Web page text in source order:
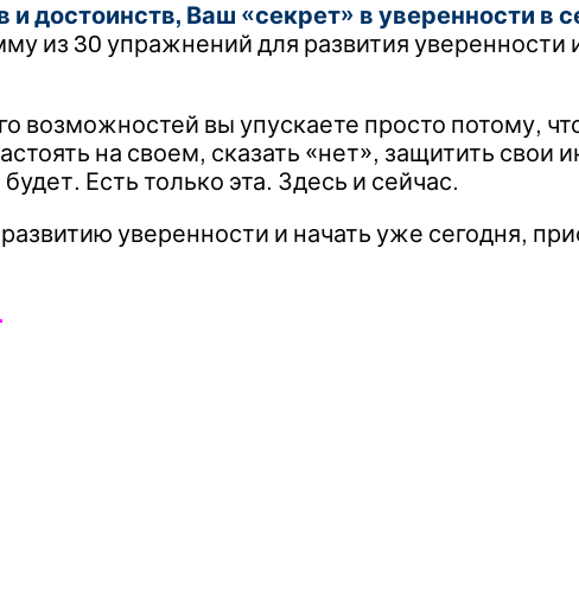
достоинств, Ваш «секрет» в уверенности в
из 30 упражнений для развития уверенности
возможностей вы упускаете просто потому,
на своем, сказать «нет», защитить свои
Есть только эта. Здесь и сейчас.
уверенности и начать уже сегодня,